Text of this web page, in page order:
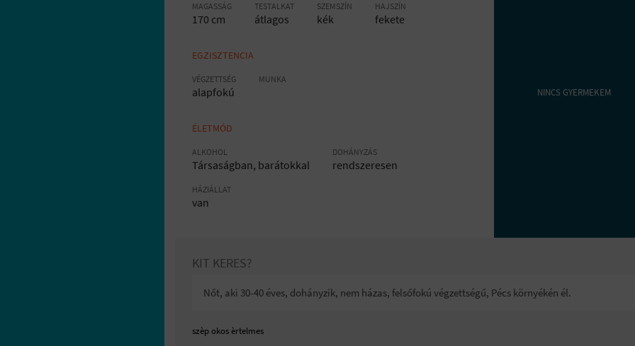
MAGASSÁG
170 cm
TESTALKAT
átlagos
SZEMSZÍN
kék
HAJSZÍN
fekete
EGZISZTENCIA
VÉGZETTSÉG
alapfokú
MUNKA
ÉLETMÓD
ALKOHOL
Társaságban, barátokkal
DOHÁNYZÁS
rendszeresen
HÁZIÁLLAT
van
NINCS GYERMEKEM
KIT KERES?
Nőt, aki 30-40 éves, dohányzik, nem házas, felsőfokú végzettségű, Pécs környékén él.
szèp okos èrtelmes